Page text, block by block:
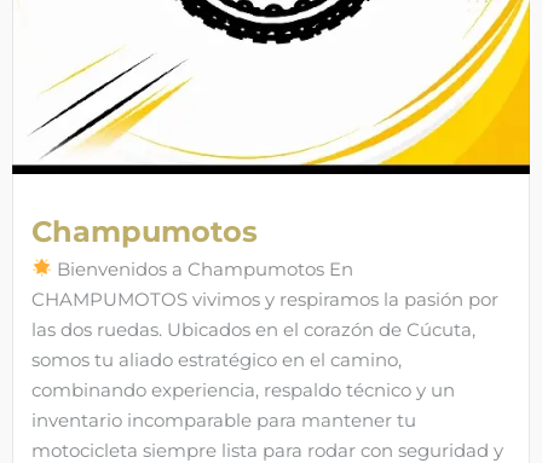
Champumotos
Bienvenidos a Champumotos En
CHAMPUMOTOS vivimos y respiramos la pasión por
las dos ruedas. Ubicados en el corazón de Cúcuta,
somos tu aliado estratégico en el camino,
combinando experiencia, respaldo técnico y un
inventario incomparable para mantener tu
motocicleta siempre lista para rodar con seguridad y